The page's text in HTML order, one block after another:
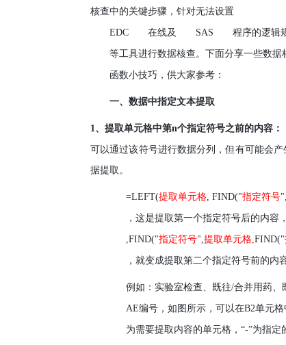
核查中的关键步骤，针对无法设置
EDC 在线及 SAS 程序的逻辑
等工具进行数据核查。下面分享一些数据
函数小技巧，供大家参考：
一、数据中指定文本提取
1、提取单元格中第n个指定符号之前的内容：
可以通过该符号进行数据分列，但有可能会
据提取。
=LEFT(提取单元格, FIND("指定符号",
，这是提取第一个指定符号后的内容
,FIND("指定符号",提取单元格,FIND("
，就变成提取第二个指定符号前的内
例如：实验室检查、既往/合并用药、
AE编号，如图所示，可以在B2单元格
为需要提取内容的单元格，“-”为指定